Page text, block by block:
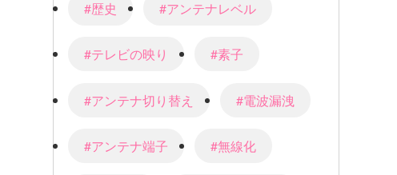
#歴史 #アンテナレベル
#テレビの映り #素子
#アンテナ切り替え #電波漏洩
#アンテナ端子 #無線化